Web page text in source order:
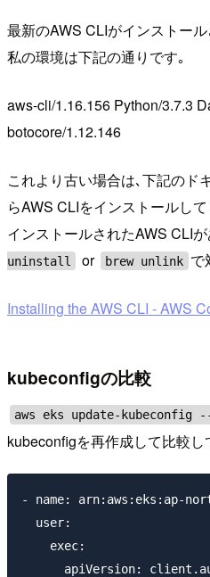
最新のAWS CLIがインストー
私の環境は下記の通りです｡
aws-cli/1.16.156 Python/3.7.3
botocore/1.12.146
これより古い場合は､下記のド
らAWS CLIをインストールし
インストールされたAWS CLI
uninstall
or brew unlink で
Installing the AWS CLI - AWS
kubeconfigの比較
aws eks update-kubeconfig --
kubeconfigを再作成して比較し
- name: arn:aws:eks:ap-
  user:
    exec:
apiVersion: